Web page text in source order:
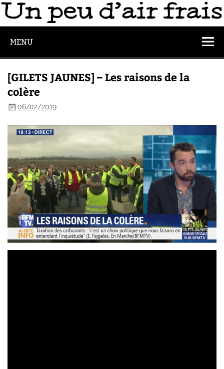
MENU
[GILETS JAUNES] – Les raisons de la
colère
06/02/2019